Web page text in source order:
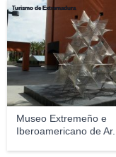
Museo Extremeño e
Iberoamericano de Ar...
Turismo de Extremadura